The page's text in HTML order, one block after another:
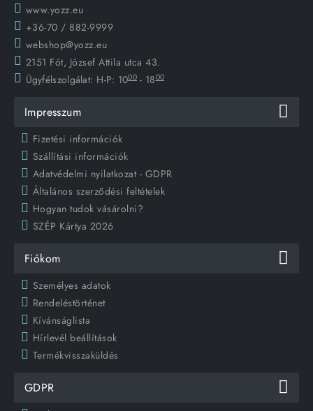
www.yozz.eu
+36-70 / 882-9999
webshop@yozz.eu
2151 Fót, József Attila utca 43.
Ügyfélszolgálat: H-P: 1000 - 1800
Impresszum
Fizetési információk
Szállítási információk
Adatvédelmi nyilatkozat - GDPR
Általános szerződési feltételek
Hogyan tudok vásárolni?
SZÉP Kártya 2026
Fiókom
Személyes adatok
Rendeléstörténet
Kívánságlista
Hírlevél beállítások
Termékvisszaküldés
GDPR